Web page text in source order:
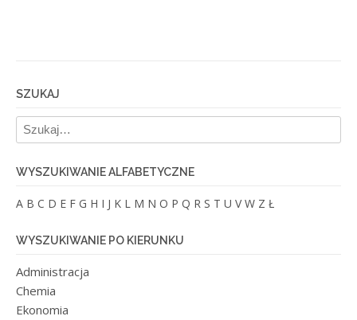
SZUKAJ
WYSZUKIWANIE ALFABETYCZNE
A B C D E F G H I J K L M N O P Q R S T U V W Z Ł
WYSZUKIWANIE PO KIERUNKU
Administracja
Chemia
Ekonomia